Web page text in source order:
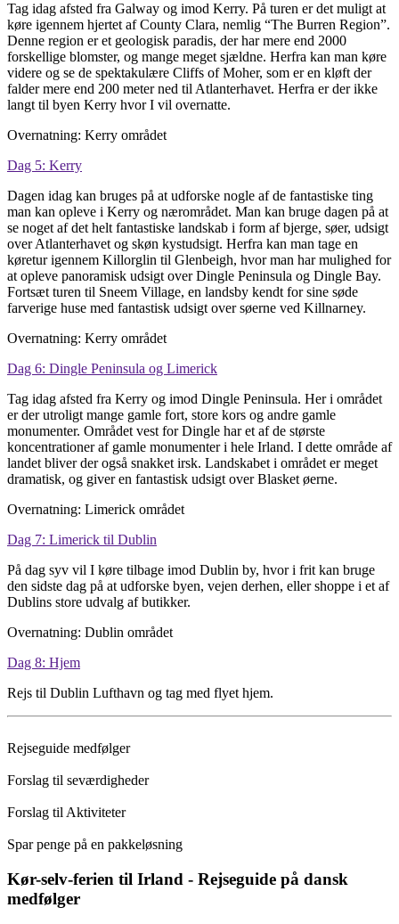
Tag idag afsted fra Galway og imod Kerry. På turen er det muligt at
køre igennem hjertet af County Clara, nemlig “The Burren Region”.
Denne region er et geologisk paradis, der har mere end 2000
forskellige blomster, og mange meget sjældne. Herfra kan man køre
videre og se de spektakulære Cliffs of Moher, som er en kløft der
falder mere end 200 meter ned til Atlanterhavet. Herfra er der ikke
langt til byen Kerry hvor I vil overnatte.
Overnatning: Kerry området
Dag 5: Kerry
Dagen idag kan bruges på at udforske nogle af de fantastiske ting
man kan opleve i Kerry og nærområdet. Man kan bruge dagen på at
se noget af det helt fantastiske landskab i form af bjerge, søer, udsigt
over Atlanterhavet og skøn kystudsigt. Herfra kan man tage en
køretur igennem Killorglin til Glenbeigh, hvor man har mulighed for
at opleve panoramisk udsigt over Dingle Peninsula og Dingle Bay.
Fortsæt turen til Sneem Village, en landsby kendt for sine søde
farverige huse med fantastisk udsigt over søerne ved Killnarney.
Overnatning: Kerry området
Dag 6: Dingle Peninsula og Limerick
Tag idag afsted fra Kerry og imod Dingle Peninsula. Her i området
er der utroligt mange gamle fort, store kors og andre gamle
monumenter. Området vest for Dingle har et af de største
koncentrationer af gamle monumenter i hele Irland. I dette område af
landet bliver der også snakket irsk. Landskabet i området er meget
dramatisk, og giver en fantastisk udsigt over Blasket øerne.
Overnatning: Limerick området
Dag 7: Limerick til Dublin
På dag syv vil I køre tilbage imod Dublin by, hvor i frit kan bruge
den sidste dag på at udforske byen, vejen derhen, eller shoppe i et af
Dublins store udvalg af butikker.
Overnatning: Dublin området
Dag 8: Hjem
Rejs til Dublin Lufthavn og tag med flyet hjem.
Rejseguide medfølger
Forslag til seværdigheder
Forslag til Aktiviteter
Spar penge på en pakkeløsning
Kør-selv-ferien til Irland - Rejseguide på dansk
medfølger